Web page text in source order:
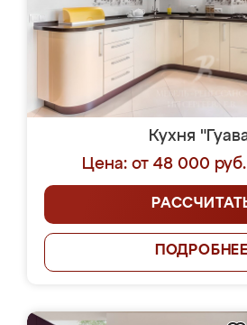
Кухня
Цена: от 48 000
ПОДРОБНЕЕ